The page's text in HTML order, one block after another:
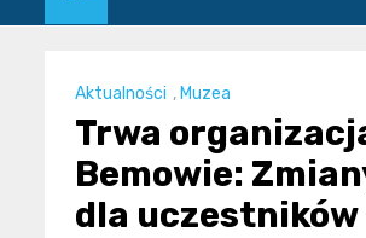
Aktualności , Muzea
Trwa
Bemowie:
dla uczestników